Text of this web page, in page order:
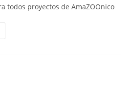
todos proyectos de AmaZOOnico